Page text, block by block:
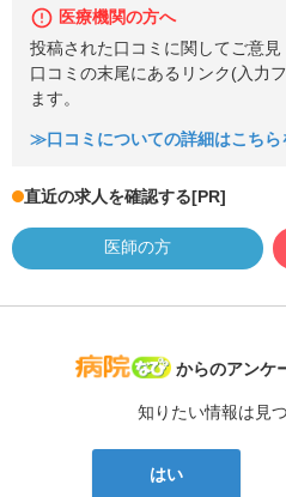
医療機関の方へ
投稿された口コミに関してご意
口コミの末尾にあるリンク(入力
ます。
≫口コミについての詳細はこちら
直近の求人を確認する[PR]
医師の方
病院なび
からのアンケ
知りたい情報は見
はい